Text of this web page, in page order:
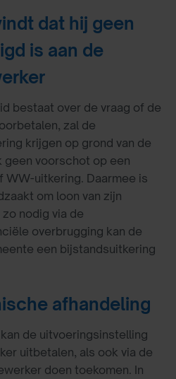
dat hij geen
is aan de
bestaat over de vraag of de
zal de
krijgen op grond van de
voorschot op een
uitkering. Daarmee is
om loon van zijn
nodig via de
overbrugging kan de
een bijstandsuitkering
afhandeling
de uitvoeringsinstelling
uitbetalen, als ook via de
doen toekomen. In